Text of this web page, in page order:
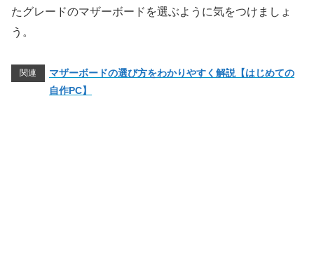
たグレードのマザーボードを選ぶように気をつけましょ
う。
関連
マザーボードの選び方をわかりやすく解説【はじめての
自作PC】